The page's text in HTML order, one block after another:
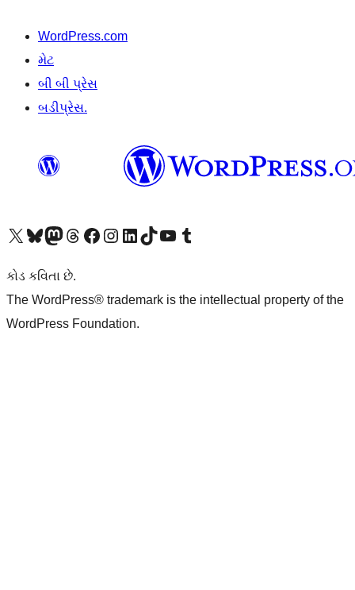
WordPress.com
મેટ
બી બી પ્રેસ
બડીપ્રેસ.
અમારા X (અગાઉ ટ્વિટર) એકાઉન્ટની મુલાકાત લોઅમારા Bluesky એકાઉન્ટની મુલાકાત લોઅમારા માસ્ટોડોન એકાઉન્ટની મુલાકાત લોઅમારા Threads એકાઉન્ટની મુલાકાત લો અમારા ફેસબુક પેજની મુલાકાત લોઅમારા ઇન્સ્ટાગ્રામ એકાઉન્ટની મુલાકાત લો અમારા LinkedIn એકાઉન્ટની મુલાકાત લોઅમારા TikTok એકાઉન્ટની મુલાકાત લોઅમારી YouTube ચેનલની મુલાકાત લો અમારા Tumblr એકાઉન્ટની મુલાકાત લો
કોડ કવિતા છે.
The WordPress® trademark is the intellectual property of the
WordPress Foundation.